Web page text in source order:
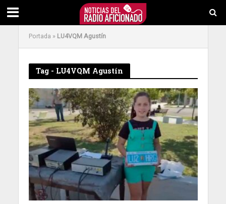
Portada » LU4VQM Agustín
Tag - LU4VQM Agustín